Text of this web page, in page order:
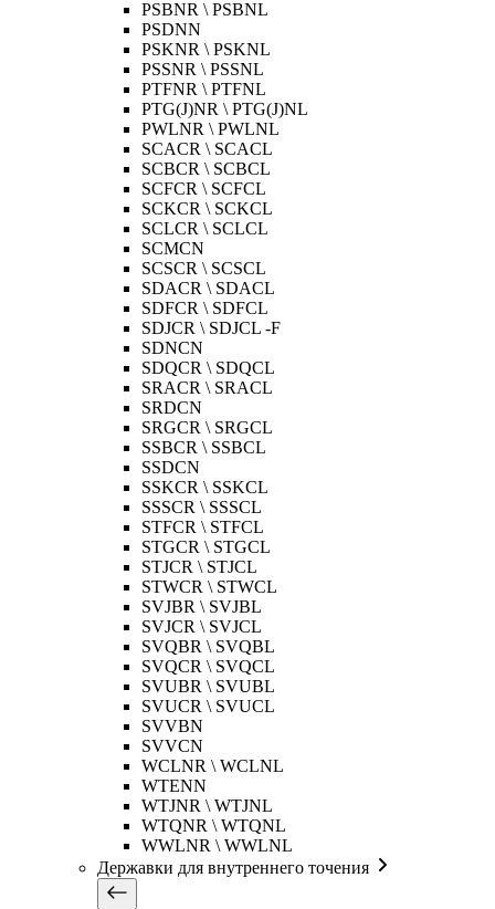
PSBNR \ PSBNL
PSDNN
PSKNR \ PSKNL
PSSNR \ PSSNL
PTFNR \ PTFNL
PTG(J)NR \ PTG(J)NL
PWLNR \ PWLNL
SCACR \ SCACL
SCBCR \ SCBCL
SCFCR \ SCFCL
SCKCR \ SCKCL
SCLCR \ SCLCL
SCMCN
SCSCR \ SCSCL
SDACR \ SDACL
SDFCR \ SDFCL
SDJCR \ SDJCL -F
SDNCN
SDQCR \ SDQCL
SRACR \ SRACL
SRDCN
SRGCR \ SRGCL
SSBCR \ SSBCL
SSDCN
SSKCR \ SSKCL
SSSCR \ SSSCL
STFCR \ STFCL
STGCR \ STGCL
STJCR \ STJCL
STWCR \ STWCL
SVJBR \ SVJBL
SVJCR \ SVJCL
SVQBR \ SVQBL
SVQCR \ SVQCL
SVUBR \ SVUBL
SVUCR \ SVUCL
SVVBN
SVVCN
WCLNR \ WCLNL
WTENN
WTJNR \ WTJNL
WTQNR \ WTQNL
WWLNR \ WWLNL
Державки для внутреннего точения